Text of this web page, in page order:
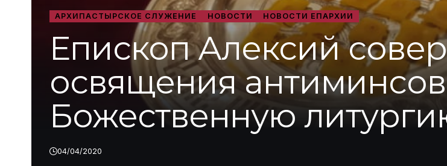
АРХИПАСТЫРСКОЕ СЛУЖЕНИЕ НОВОСТИ НОВОСТИ ЕПАРХИИ
Епископ Алексий
освящения
Божественную
04/04/2020